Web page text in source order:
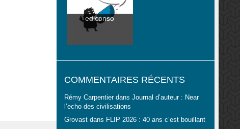
ediconso
COMMENTAIRES RÉCENTS
Rémy Carpentierdans Journal d’auteur : Near
l’echo des civilisations
Grovastdans FLIP 2026 : 40 ans c’est bouillant